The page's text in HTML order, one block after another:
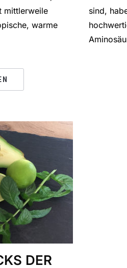
mittlerweile
warme
sind,
DER